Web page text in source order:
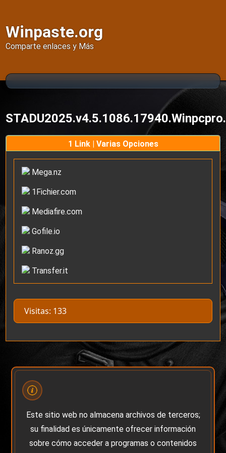
Winpaste.org
Comparte enlaces y Más
1 Link | Varias Opciones
Mega.nz
1Fichier.com
Mediafire.com
Gofile.io
Ranoz.gg
Transfer.it
Visitas: 133
Este sitio web no almacena archivos de terceros;
su finalidad es únicamente ofrecer información
sobre cómo acceder a programas o contenidos